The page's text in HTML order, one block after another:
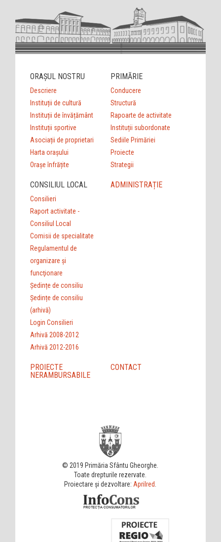
ORAȘUL NOSTRU
Descriere
Instituții de cultură
Instituții de învățământ
Instituții sportive
Asociații de proprietari
Harta orașului
Orașe înfrățite
PRIMĂRIE
Conducere
Structură
Rapoarte de activitate
Instituții subordonate
Sediile Primăriei
Proiecte
Strategii
CONSILIUL LOCAL
Consilieri
Raport activitate -
Consiliul Local
Comisii de specialitate
Regulamentul de
organizare şi
funcţionare
Ședințe de consiliu
Ședințe de consiliu
(arhivă)
Login Consilieri
Arhivă 2008-2012
Arhivă 2012-2016
ADMINISTRAȚIE
PROIECTE
NERAMBURSABILE
CONTACT
© 2019 Primăria Sfântu Gheorghe.
Toate drepturile rezervate.
Proiectare și dezvoltare: Aprilred